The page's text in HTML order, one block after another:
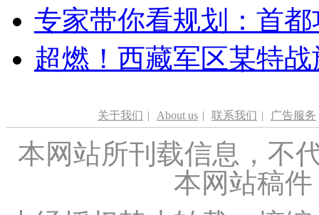
专家带你看规划：首
超燃！西藏军区某特
关于我们 | About us | 联系我们 | 广告服务
本网站所刊载信息，不
本网站稿